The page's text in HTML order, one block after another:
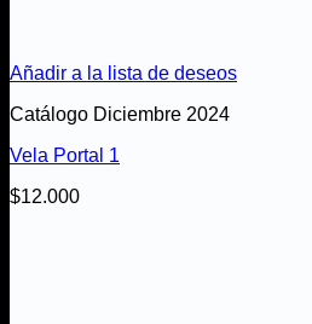
Añadir a la lista de deseos
Catálogo Diciembre 2024
Vela Portal 1
$12.000